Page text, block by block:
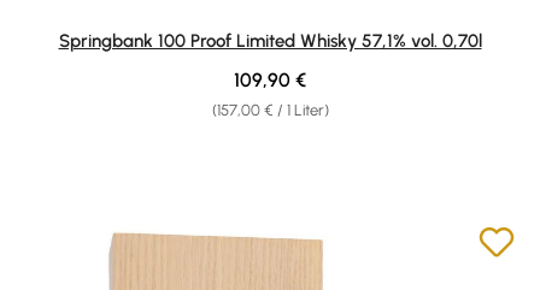
Springbank 100 Proof Limited Whisky 57,1% vol. 0,70l
(157,00 € / 1 Liter)
Regulärer Preis:
109,90 €